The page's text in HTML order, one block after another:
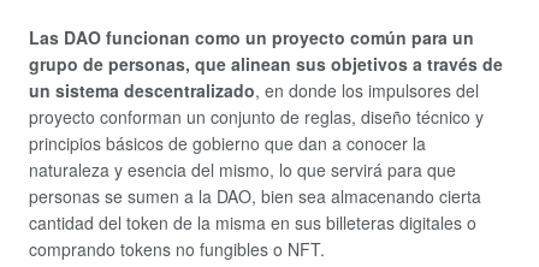
Las DAO funcionan como un proyecto común para un
grupo de personas, que alinean sus objetivos a través de
un sistema descentralizado, en donde los impulsores del
proyecto conforman un conjunto de reglas, diseño técnico y
principios básicos de gobierno que dan a conocer la
naturaleza y esencia del mismo, lo que servirá para que
personas se sumen a la DAO, bien sea almacenando cierta
cantidad del token de la misma en sus billeteras digitales o
comprando tokens no fungibles o NFT.